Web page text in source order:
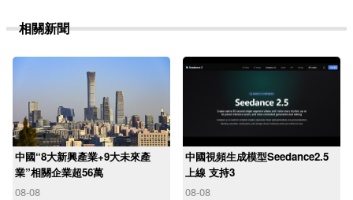
相關新聞
中國“8大新興產業+9大未來產
業”相關企業超56萬
08-08
中國視頻生成模型Seedance2.5
上線 支持3
08-08